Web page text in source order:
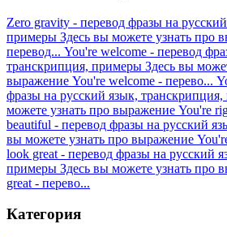
Zero gravity - перевод фразы на
примеры Здесь вы можете узнать про
перевод... You're welcome - перевод
транскрипция, примеры Здесь вы
выражение You're welcome - перево...
фразы на русский язык,
можете узнать про выражение You're
beautiful - перевод фразы на русский
вы можете узнать про выражение
look great - перевод фразы на русский
примеры Здесь вы можете узнать про
great - перево...
Категория